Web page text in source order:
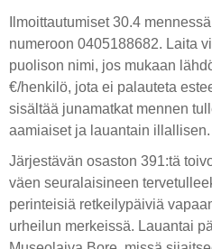
Ilmoittautumiset 30.4
numeroon 0405188682. Laita
puolison nimi, jos mukaan
€/henkilö, jota ei palauteta
sisältää junamatkat mennen
aamiaiset ja lauantain illallisen.
Järjestävän osaston 391:tä
väen seuralaisineen
perinteisiä retkeilypäiviä
urheilun merkeissä. Lauantai